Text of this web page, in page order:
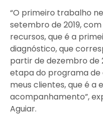
“O primeiro trabalho
setembro de 2019,
recursos, que é a
diagnóstico, que
partir de dezembro de
etapa do programa de
meus clientes, que é a
acompanhamento”,
Aguiar.